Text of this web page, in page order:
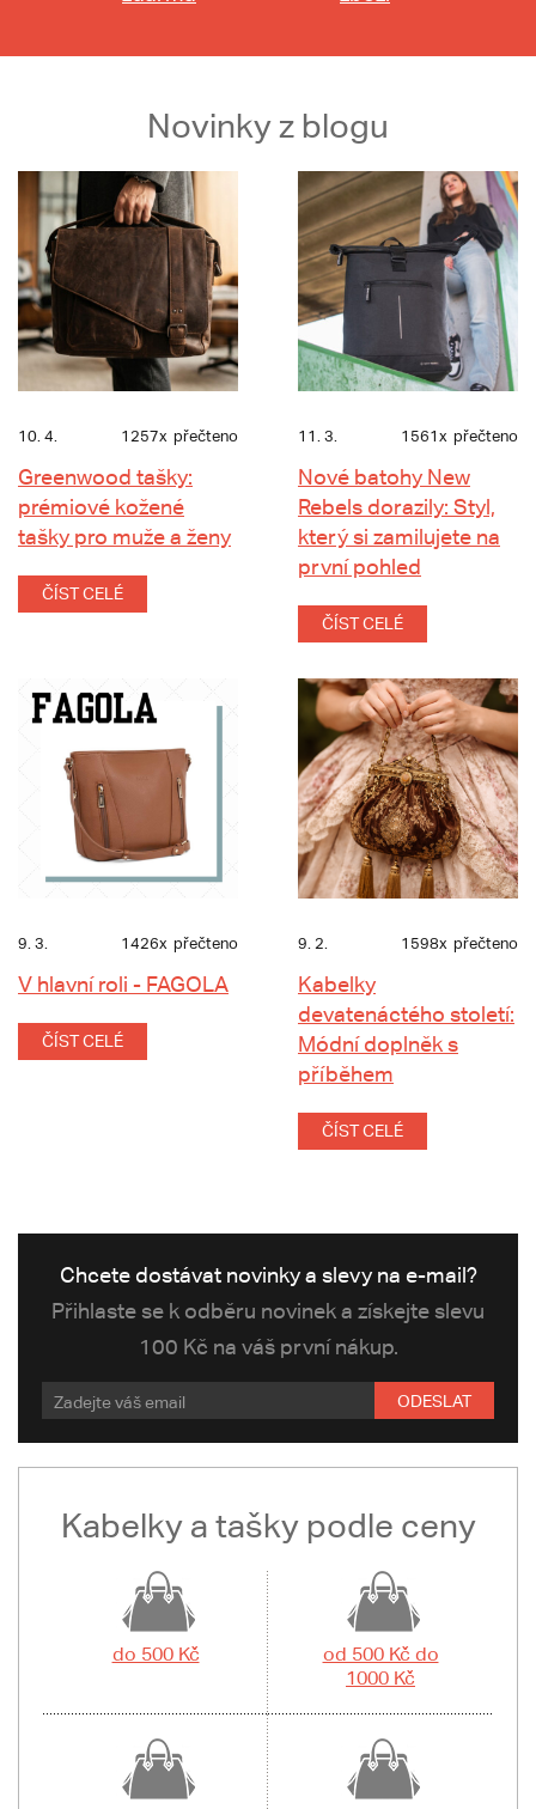
Novinky z blogu
10. 4. 1257x přečteno
Greenwood tašky:
prémiové kožené
tašky pro muže a ženy
ČÍST CELÉ
11. 3. 1561x přečteno
Nové batohy New
Rebels dorazily: Styl,
který si zamilujete na
první pohled
ČÍST CELÉ
9. 3. 1426x přečteno
V hlavní roli - FAGOLA
ČÍST CELÉ
9. 2. 1598x přečteno
Kabelky
devatenáctého století:
Módní doplněk s
příběhem
ČÍST CELÉ
Chcete dostávat novinky a slevy na e-mail?
Přihlaste se k odběru novinek a získejte slevu
100 Kč na váš první nákup.
ODESLAT
Kabelky a tašky podle ceny
do 500 Kč
od 500 Kč do
1000 Kč